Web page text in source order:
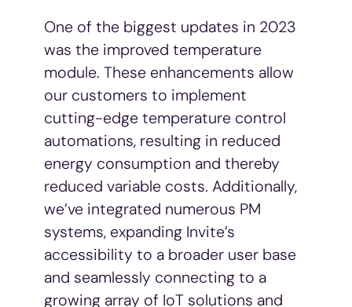
One of the biggest updates in 2023
was the improved temperature
module. These enhancements allow
our customers to implement
cutting-edge temperature control
automations, resulting in reduced
energy consumption and thereby
reduced variable costs. Additionally,
we’ve integrated numerous PM
systems, expanding Invite’s
accessibility to a broader user base
and seamlessly connecting to a
growing array of IoT solutions and